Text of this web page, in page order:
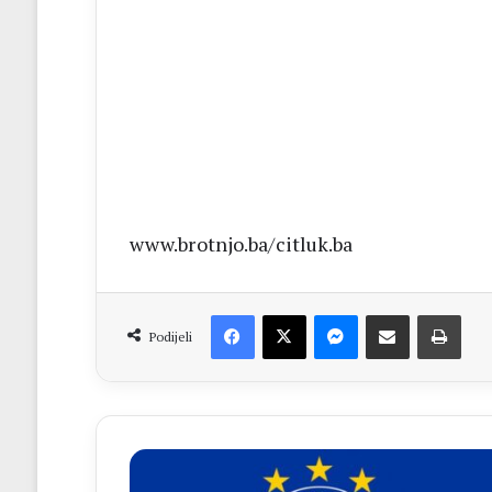
www.brotnjo.ba/citluk.ba
Podijeli
Facebook
X MessengerDijeli putem Emaila Printaj
OBAVIJEST